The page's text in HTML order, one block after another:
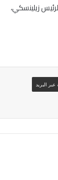
زيلينسكي،
البريد